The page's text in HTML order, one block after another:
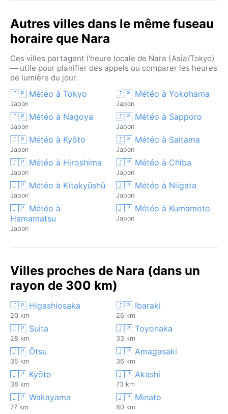
Autres villes dans le même fuseau
horaire que Nara
Ces villes partagent l'heure locale de Nara (Asia/Tokyo)
— utile pour planifier des appels ou comparer les heures
de lumière du jour.
🇯🇵 Météo à Tokyo
Japon
🇯🇵 Météo à Yokohama
Japon
🇯🇵 Météo à Nagoya
Japon
🇯🇵 Météo à Sapporo
Japon
🇯🇵 Météo à Kyōto
Japon
🇯🇵 Météo à Saitama
Japon
🇯🇵 Météo à Hiroshima
Japon
🇯🇵 Météo à Chiba
Japon
🇯🇵 Météo à Kitakyūshū
Japon
🇯🇵 Météo à Niigata
Japon
🇯🇵 Météo à
Hamamatsu
Japon
🇯🇵 Météo à Kumamoto
Japon
Villes proches de Nara (dans un
rayon de 300 km)
🇯🇵 Higashiosaka
20 km
🇯🇵 Ibaraki
26 km
🇯🇵 Suita
28 km
🇯🇵 Toyonaka
33 km
🇯🇵 Ōtsu
35 km
🇯🇵 Amagasaki
36 km
🇯🇵 Kyōto
38 km
🇯🇵 Akashi
73 km
🇯🇵 Wakayama
77 km
🇯🇵 Minato
80 km